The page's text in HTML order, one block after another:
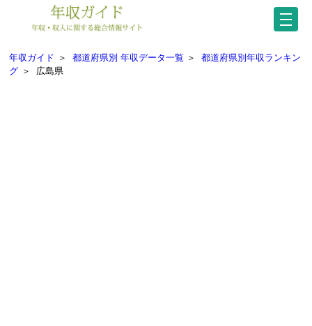
年収ガイド ＞ 都道府県別 年収データ一覧 ＞
都道府県別年収ランキン
グ ＞ 広島県